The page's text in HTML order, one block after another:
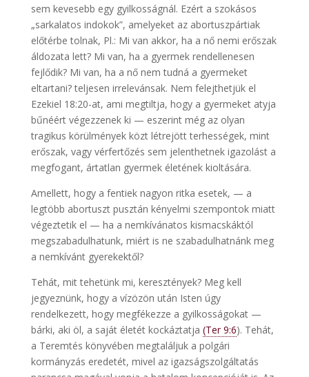
sem kevesebb egy gyilkosságnál. Ezért a szokásos
„sarkalatos indokok”, amelyeket az abortuszpártiak
előtérbe tolnak, Pl.: Mi van akkor, ha a nő nemi erőszak
áldozata lett? Mi van, ha a gyermek rendellenesen
fejlődik? Mi van, ha a nő nem tudná a gyermeket
eltartani? teljesen irrelevánsak. Nem felejthetjük el
Ezekiel 18:20-at, ami megtiltja, hogy a gyermeket atyja
bűnéért végezzenek ki — eszerint még az olyan
tragikus körülmények közt létrejött terhességek, mint
erőszak, vagy vérfertőzés sem jelenthetnek igazolást a
megfogant, ártatlan gyermek életének kioltására.
Amellett, hogy a fentiek nagyon ritka esetek, — a
legtöbb abortuszt pusztán kényelmi szempontok miatt
végeztetik el — ha a nemkívánatos kismacskáktól
megszabadulhatunk, miért is ne szabadulhatnánk meg
a nemkívánt gyerekektől?
Tehát, mit tehetünk mi, keresztények? Meg kell
jegyeznünk, hogy a vízözön után Isten úgy
rendelkezett, hogy megfékezze a gyilkosságokat —
bárki, aki öl, a saját életét kockáztatja (Ter 9:6). Tehát,
a Teremtés könyvében megtaláljuk a polgári
kormányzás eredetét, mivel az igazságszolgáltatás